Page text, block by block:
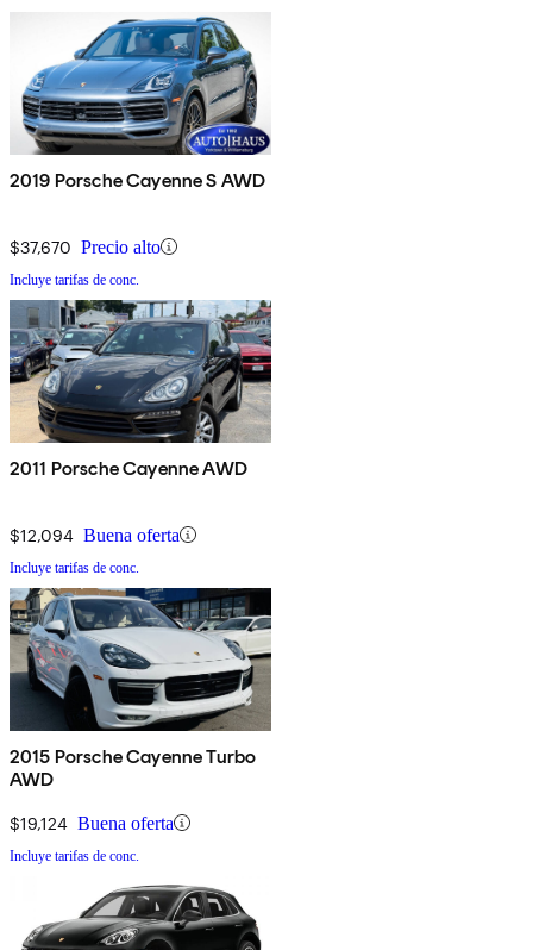
2019 Porsche Cayenne S AWD
$37,670 Precio alto
Incluye tarifas de conc.
2011 Porsche Cayenne AWD
$12,094 Buena oferta
Incluye tarifas de conc.
2015 Porsche Cayenne Turbo
AWD
$19,124 Buena oferta
Incluye tarifas de conc.